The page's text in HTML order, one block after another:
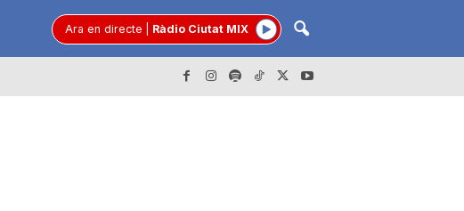
Ara en directe Ràdio Ciutat MIX